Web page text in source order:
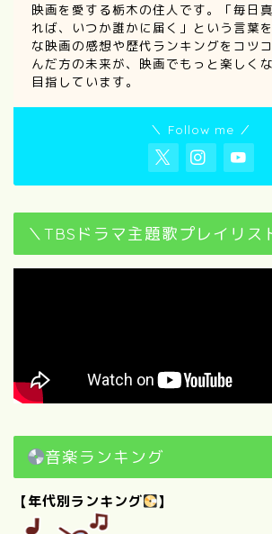
映画を愛する栃木の住人です。「毎日
れば、いつか誰かに届く」という言葉
な映画の感想や歴代ランキングをコツ
んだ方の未来が、映画でもっと楽しく
目指しています。
＼ Follow me ／
＼TBSドラマ主題歌プレイリス
音楽ランキング
【年代別ランキング 】